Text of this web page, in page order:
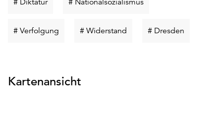
# Diktatur # Nationalsozialismus
# Verfolgung Schlüsselwort
# Widerstand Schlüsselwort
# Dresden
Kartenansicht